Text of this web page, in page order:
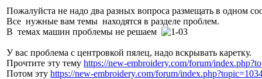
Пожалуйста не надо два разных вопроса размещать в одном
Все нужные вам темы находятся в разделе проблем.
В темах машин проблемы не решаем
У вас проблема с центровкой пялец, надо вскрывать каретку.
Прочтите эту тему https://new-embroidery.com/forum/
Потом эту https://new-embroidery.com/forum/